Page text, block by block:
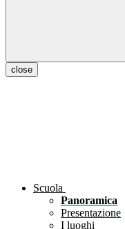
close
Scuola
Panoramica
Presentazione
I luoghi